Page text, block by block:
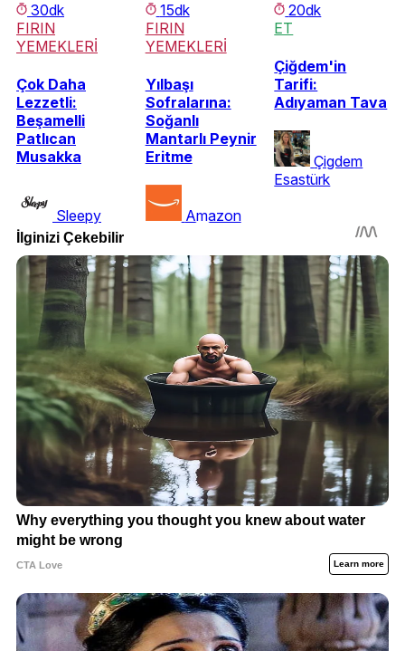
30dk
FIRIN
YEMEKLERİ
Çok Daha
Lezzetli:
Beşamelli
Patlıcan
Musakka
Sleepy
15dk
FIRIN
YEMEKLERİ
Yılbaşı
Sofralarına:
Soğanlı
Mantarlı Peynir
Eritme
Amazon
20dk
ET
Çiğdem'in
Tarifi:
Adıyaman Tava
Çigdem
Esastürk